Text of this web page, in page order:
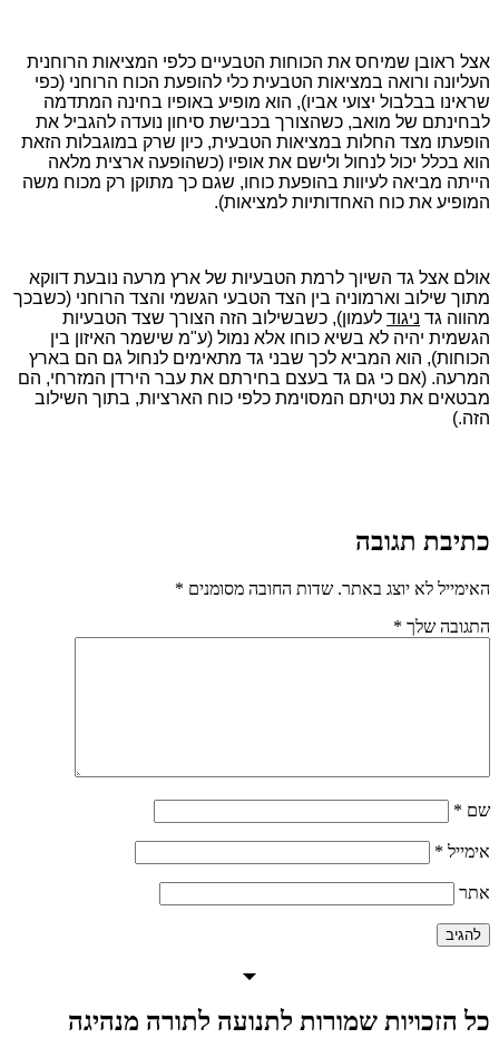
אצל ראובן שמיחס את הכוחות הטבעיים כלפי המציאות הרוחנית
העליונה ורואה במציאות הטבעית כלי להופעת הכוח הרוחני (כפי
שראינו בבלבול יצועי אביו), הוא מופיע באופיו בחינה המתדמה
לבחינתם של מואב, כשהצורך בכבישת סיחון נועדה להגביל את
הופעתו מצד החלות במציאות הטבעית, כיון שרק במוגבלות הזאת
הוא בכלל יכול לנחול ולישם את אופיו (כשהופעה ארצית מלאה
הייתה מביאה לעיוות בהופעת כוחו, שגם כך מתוקן רק מכוח משה
המופיע את כוח האחדותיות למציאות).
אולם אצל גד השיוך לרמת הטבעיות של ארץ מרעה נובעת דווקא
מתוך שילוב וארמוניה בין הצד הטבעי הגשמי והצד הרוחני (כשבכך
מהווה גד ניגוד לעמון), כשבשילוב הזה הצורך שצד הטבעיות
הגשמית יהיה לא בשיא כוחו אלא נמול (ע"מ שישמר האיזון בין
הכוחות), הוא המביא לכך שבני גד מתאימים לנחול גם הם בארץ
המרעה. (אם כי גם גד בעצם בחירתם את עבר הירדן המזרחי, הם
מבטאים את נטיתם המסוימת כלפי כוח הארציות, בתוך השילוב
הזה.)
כתיבת תגובה
האימייל לא יוצג באתר. שדות החובה מסומנים *
התגובה שלך *
שם *
אימייל *
אתר
כל הזכויות שמורות לתנועה לתורה מנהיגה